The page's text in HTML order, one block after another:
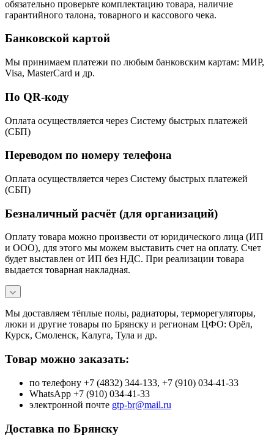
обязательно проверьте комплектацию товара, наличие
гарантийного талона, товарного и кассового чека.
Банковской картой
Мы принимаем платежи по любым банковским картам: МИР,
Visa, MasterCard и др.
По QR-коду
Оплата осуществляется через Систему быстрых платежей
(СБП)
Переводом по номеру телефона
Оплата осуществляется через Систему быстрых платежей
(СБП)
Безналичный расчёт (для организаций)
Оплату товара можно произвести от юридического лица (ИП
и ООО), для этого мы можем выставить счет на оплату. Счет
будет выставлен от ИП без НДС. При реализации товара
выдается товарная накладная.
Мы доставляем тёплые полы, радиаторы, терморегуляторы,
люки и другие товары по Брянску и регионам ЦФО: Орёл,
Курск, Смоленск, Калуга, Тула и др.
Товар можно заказать:
по телефону +7 (4832) 344-133, +7 (910) 034-41-33
WhatsApp +7 (910) 034-41-33
электронной почте gtp-br@mail.ru
Доставка по Брянску